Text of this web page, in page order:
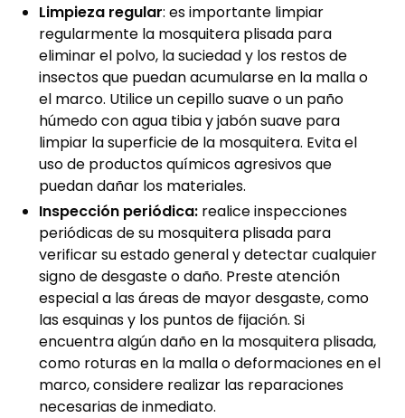
Limpieza regular: es importante limpiar
regularmente la mosquitera plisada para
eliminar el polvo, la suciedad y los restos de
insectos que puedan acumularse en la malla o
el marco. Utilice un cepillo suave o un paño
húmedo con agua tibia y jabón suave para
limpiar la superficie de la mosquitera. Evita el
uso de productos químicos agresivos que
puedan dañar los materiales.
Inspección periódica: realice inspecciones
periódicas de su mosquitera plisada para
verificar su estado general y detectar cualquier
signo de desgaste o daño. Preste atención
especial a las áreas de mayor desgaste, como
las esquinas y los puntos de fijación. Si
encuentra algún daño en la mosquitera plisada,
como roturas en la malla o deformaciones en el
marco, considere realizar las reparaciones
necesarias de inmediato.